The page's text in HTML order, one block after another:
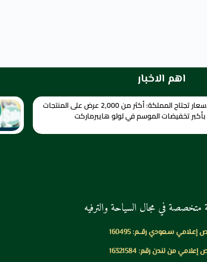
اهم الاخبار
عاصفة الأسعار تجتاح المملكة: أكثر من 2,000 عرض على المنتجات
بأكبر تخفيضات الموسم في لولو هايبرماركت
متخصصة في مجال السياحة والترفيه
إعـلامي سـعودي رقــم: 160495
من لندن رقم: 16321584